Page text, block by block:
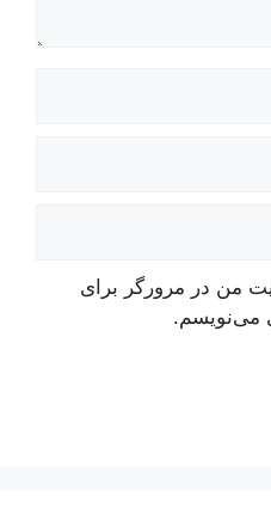
من در مرورگر برای
می‌نویسم.